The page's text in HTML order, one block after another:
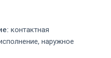
контактная
наружное